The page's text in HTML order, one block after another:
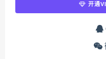
开通